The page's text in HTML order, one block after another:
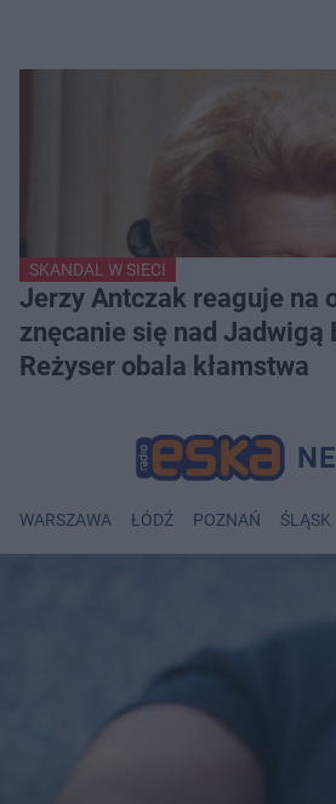
SKANDAL W SIECI
Jerzy Antczak reaguje na
znęcanie się nad Jadwigą
Reżyser obala kłamstwa
WARSZAWA ŁÓDŹ POZNAŃ ŚLĄSK